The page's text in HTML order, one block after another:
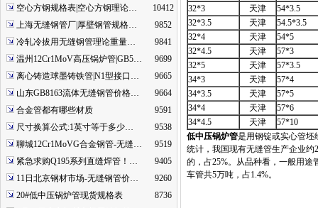
空心方钢规格表|空心方钢理论…
10412
上海无缝钢管厂|厚壁钢管规格…
9852
冷轧冷拔用无缝钢管理论重量…
9841
温州12Cr1MoV高压锅炉管|GB5…
9699
离心铸造球墨铸铁管|N1型接口…
9665
山东GB8163流体无缝钢管价格…
9664
合金管都有哪些材质
9591
尺寸换算公式:1英寸等于多少…
9538
聊城12Cr1MoVG合金钢管-无缝…
9519
紧急求购Q195系列直缝焊管！…
9405
11日北京钢材市场-无缝钢管价…
9260
20#低中压锅炉管现货规格表
8736
32*3
天津
54*3.5
32*3.5
天津
54.5*3.5
32*4
天津
54*5
32*4.5
天津
57*3
32*5
天津
57*3.5
34*3
天津
57*4
34*3.5
天津
57*5
34*4
天津
57*6
34*4.5
天津
57*10
低中压锅炉管是用钢锭或实心管坯
统计，我国现有无缝管生产企业约
的，占25%。从品种看，一般用途
车管共5万吨，占1.4%。